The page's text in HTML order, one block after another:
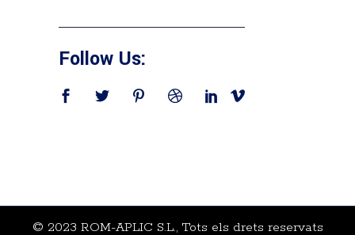
Follow Us:
© 2023 ROM-APLIC S.L., Tots els drets reservats